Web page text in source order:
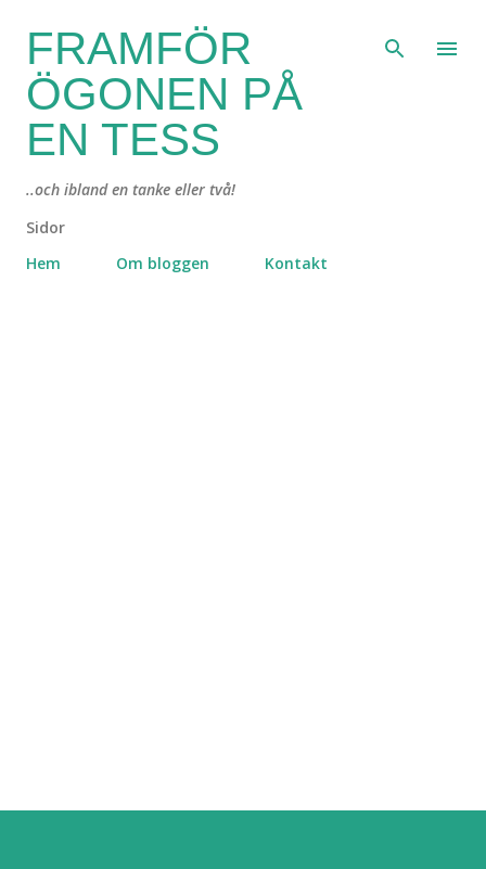
Fortsätt till huvudinnehåll
FRAMFÖR
ÖGONEN PÅ
EN TESS
..och ibland en tanke eller två!
Sidor
Hem
Om bloggen Kontakt